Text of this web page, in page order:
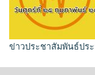
ข่าวประชาสัมพันธ์ปร